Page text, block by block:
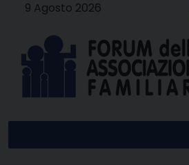
9 Agosto 2026